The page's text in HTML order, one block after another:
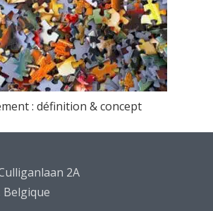
: définition & concept
2A
Belgique